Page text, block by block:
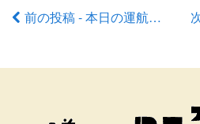
前前の投稿 - 本日の運航状況